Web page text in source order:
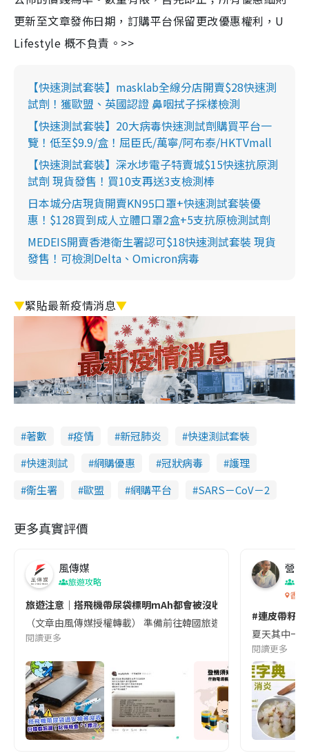
更新至文章發佈日期，訂購平台保留更改優惠權利，U
Lifestyle 概不負責。>>
【快速測試套裝】masklab全線分店開賣$28快速測
試劑！獲歐盟、英國認證 鼻咽拭子採樣檢測
【快速測試套裝】20大病毒快速測試劑購買平台一
覽！低至$9.9/盒！屈臣氏/萬寧/阿布泰/HKTVmall
【快速測試套裝】深水埗電子特賣城$15快速抗原測
試劑 現貨發售！買10支再送3支檢測棒
日本城分店現貨開賣KN95口罩+快速測試套裝優
惠！$128買到成人立體口罩2盒+5支抗原檢測試劑
MEDEIS開賣香港衛生署認可$18快速測試套裝 現貨
發售！可檢測Delta、Omicron病毒
▼緊貼最新疫情消息▼
著數 疫情 新冠肺炎
快速測試套裝
快速測試
網購優惠 冠狀病毒
護理
衞生署
歐盟 網購平台 SARS－CoV－2
更多真實評價
風傳媒
旅遊攻略
旅遊注意｜搭飛機帶尿袋標明mAh都會被沒收😱出發前切記檢查
（文章由風傳媒授權轉載） 準備前往韓國旅遊的民眾，近期要
閱讀更多
營養
香港
#連皮帶籽
夏天其中一
閱讀更多